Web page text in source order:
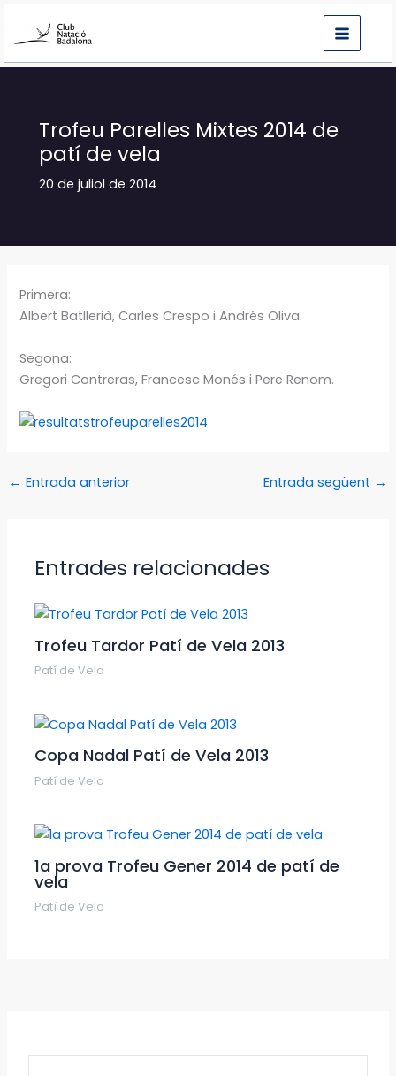
Trofeu Parelles Mixtes 2014 de
patí de vela
20 de juliol de 2014
Primera:
Albert Batllerià, Carles Crespo i Andrés Oliva.
Segona:
Gregori Contreras, Francesc Monés i Pere Renom.
← Entrada anterior Entrada següent →
Entrades relacionades
Trofeu Tardor Patí de Vela 2013
Patí de Vela
Copa Nadal Patí de Vela 2013
Patí de Vela
1a prova Trofeu Gener 2014 de patí de
vela
Patí de Vela